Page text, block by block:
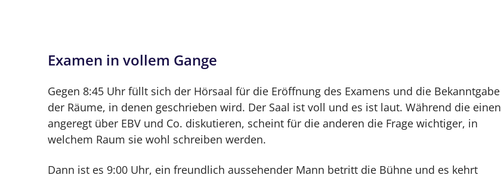
Examen in vollem Gange
Gegen 8:45 Uhr füllt sich der Hörsaal für die Eröffnung des Examens und die Bekanntgabe
der Räume, in denen geschrieben wird. Der Saal ist voll und es ist laut. Während die einen
angeregt über EBV und Co. diskutieren, scheint für die anderen die Frage wichtiger, in
welchem Raum sie wohl schreiben werden.
Dann ist es 9:00 Uhr, ein freundlich aussehender Mann betritt die Bühne und es kehrt